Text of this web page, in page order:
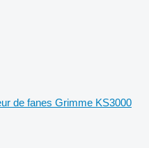
de fanes Grimme KS3000